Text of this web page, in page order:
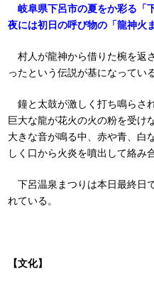
岐阜県下呂市の夏をか彩る「
夜には初日の呼び物の「龍神火
村人が龍神から借りた椀を返
ったという伝説が基になってい
鐘と太鼓が激しく打ち鳴らさ
巨大な龍が花火の火の粉を受け
大きな音が鳴る中、赤や青、白
しく口から火炎を噴出して絡み
下呂温泉まつりは本日最終日
れている。
【文化】